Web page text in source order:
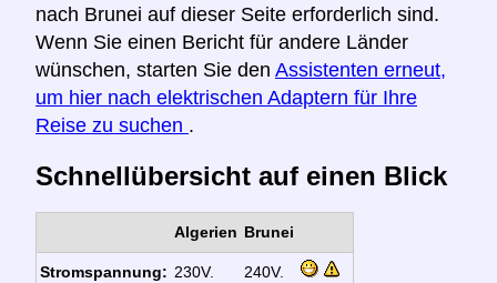
nach Brunei auf dieser Seite erforderlich sind.
Wenn Sie einen Bericht für andere Länder
wünschen, starten Sie den Assistenten erneut,
um hier nach elektrischen Adaptern für Ihre
Reise zu suchen .
Schnellübersicht auf einen Blick
Algerien Brunei
Stromspannung: 230V. 240V.